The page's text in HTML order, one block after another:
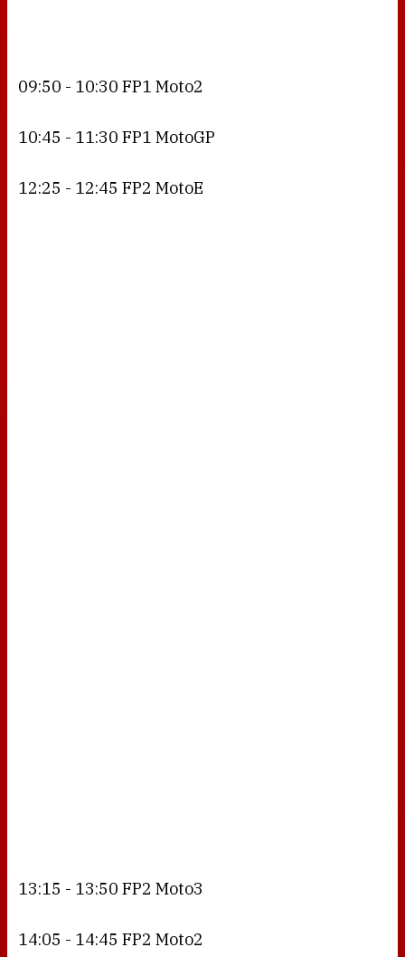
09:50 - 10:30 FP1 Moto2
10:45 - 11:30 FP1 MotoGP
12:25 - 12:45 FP2 MotoE
13:15 - 13:50 FP2 Moto3
14:05 - 14:45 FP2 Moto2